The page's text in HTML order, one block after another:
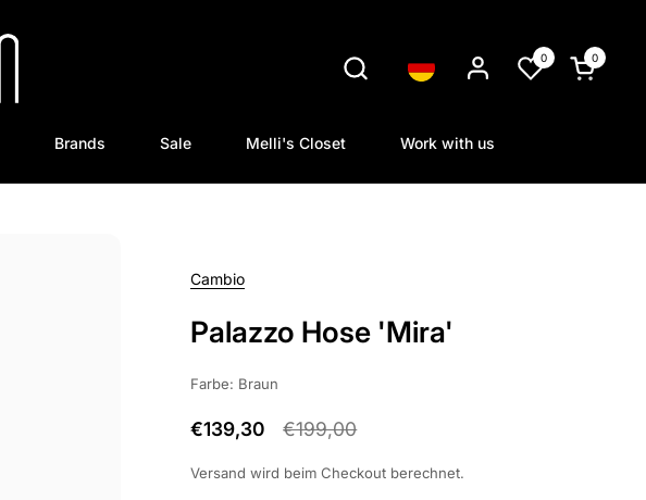
Sprache 0 0
Brands Sale Melli's Closet Work with us
Cambio
Palazzo Hose 'Mira'
Farbe: Braun
€139,30 €199,00
Versand wird beim Checkout berechnet.